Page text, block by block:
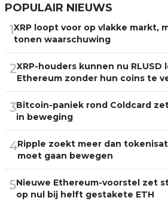
POPULAIR NIEUWS
1XRP loopt voor op vlakke markt,
tonen waarschuwing
2XRP-houders kunnen nu RLUSD
Ethereum zonder hun coins te
3Bitcoin-paniek rond Coldcard
in beweging
4Ripple zoekt meer dan
moet gaan bewegen
5Nieuwe Ethereum-voorstel zet
op nul bij helft gestakete ETH